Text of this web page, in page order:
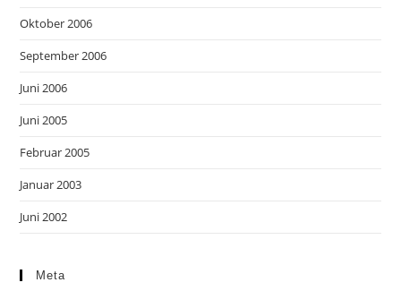
Oktober 2006
September 2006
Juni 2006
Juni 2005
Februar 2005
Januar 2003
Juni 2002
Meta